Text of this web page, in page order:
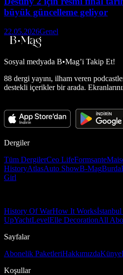
büyük güncelleme geliyor
22.05.2026Genel
Sosyal medyada B•Mag’i Takip Et!
88 dergi yayını, ilham veren
destekli içerikler bir arada.
Dergiler
Tüm DergilerCeo LifeFormsante
HistoryAtlasAuto ShowB-MagBurda
Girl
History Of WarHow It Works
UpYachtLevelElle DecorationAll
Sayfalar
Abonelik PaketleriHakkımızdaKünye
Koşullar